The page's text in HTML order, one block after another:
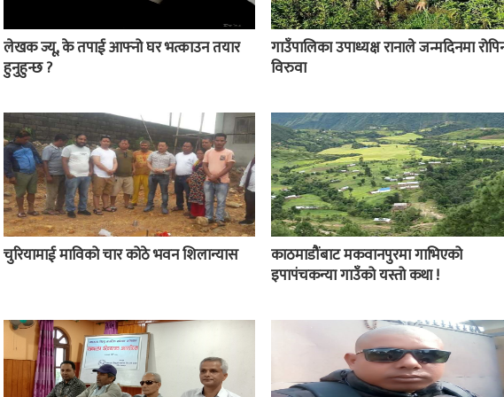
लेखक ज्यू, के तपाई आफ्नो घर भत्काउन तयार
हुनुहुन्छ ?
गाउँपालिका उपाध्यक्ष रानाले जन्मदिनमा
विरुवा
चुरियामाई माविको चार कोठे भवन शिलान्यास
काठमाडौंबाट मकवानपुरमा गाभिएको
इपापंचकन्या गाउँको यस्तो कथा !